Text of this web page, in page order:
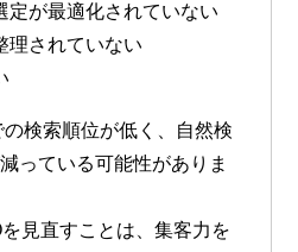
定が最適化されていない
理されていない
検索順位が低く、 自然検
っている可能性がありま
見直すことは、集客力を